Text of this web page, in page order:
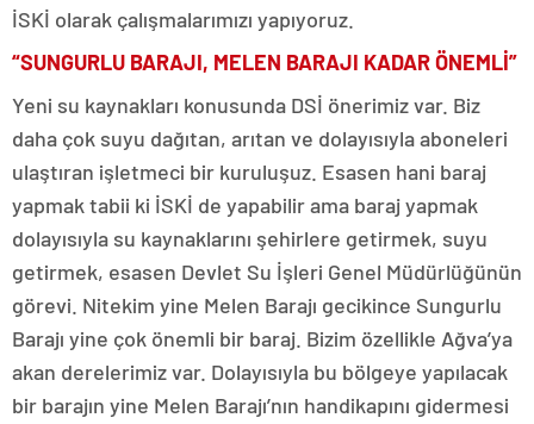
İSKİ olarak çalışmalarımızı yapıyoruz.
“SUNGURLU BARAJI, MELEN BARAJI KADAR ÖNEMLİ”
Yeni su kaynakları konusunda DSİ önerimiz var. Biz
daha çok suyu dağıtan, arıtan ve dolayısıyla aboneleri
ulaştıran işletmeci bir kuruluşuz. Esasen hani baraj
yapmak tabii ki İSKİ de yapabilir ama baraj yapmak
dolayısıyla su kaynaklarını şehirlere getirmek, suyu
getirmek, esasen Devlet Su İşleri Genel Müdürlüğünün
görevi. Nitekim yine Melen Barajı gecikince Sungurlu
Barajı yine çok önemli bir baraj. Bizim özellikle Ağva’ya
akan derelerimiz var. Dolayısıyla bu bölgeye yapılacak
bir barajın yine Melen Barajı’nın handikapını gidermesi